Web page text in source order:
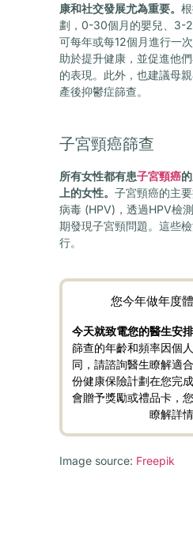
康和社交發展尤為重要。
劃，0-30個月的嬰兒、3-
可每年或每12個月進行一
助於提升健康，並促進他
的表現。此外，也建議母
產後抑鬱症篩查。
子宮頸癌篩查
所有女性都有患子宮頸癌
上的女性。 子宮頸癌的主
病毒 (HPV)，透過HPV檢
期發現子宮頸問題。這些
行。
您今年做年度
今天就致電您的醫生安
篩查的年齡和頻率因個
同，請諮詢醫生瞭解適
份健康保險計劃在您完
會贈予獎勵或禮品卡，
瞭解詳情
Image source: Freepik